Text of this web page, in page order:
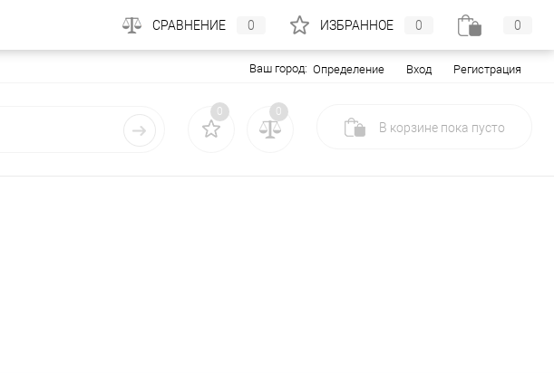
Ваш город: Определение Вход Регистрация
0 0
В корзине пока пусто
СРАВНЕНИЕ 0 ИЗБРАННОЕ 0 0